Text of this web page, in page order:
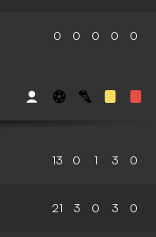
0 0 0 0 0
13 0 1 3 0
21 3 0 3 0